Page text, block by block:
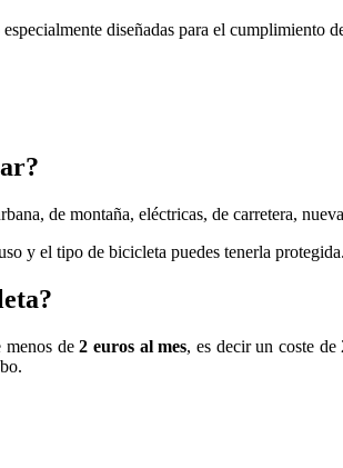
especialmente diseñadas para el cumplimiento
de montaña, eléctricas, de carretera,
y el tipo de bicicleta puedes tenerla protegida.
menos de2 euros al mes, es decir un coste de